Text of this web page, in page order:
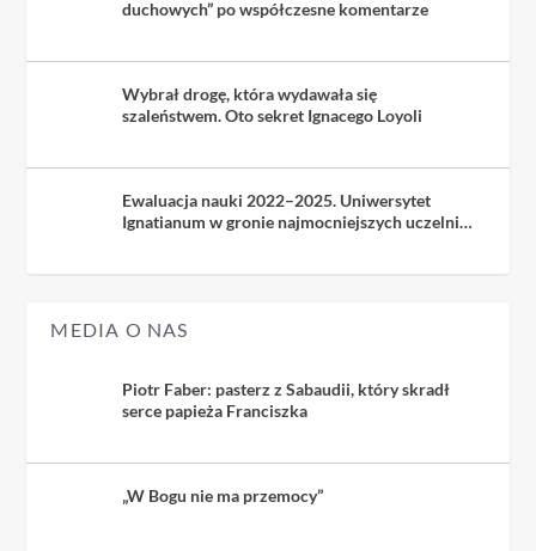
duchowych” po współczesne komentarze
Wybrał drogę, która wydawała się
szaleństwem. Oto sekret Ignacego Loyoli
Ewaluacja nauki 2022–2025. Uniwersytet
Ignatianum w gronie najmocniejszych uczelni
MEDIA O NAS
Piotr Faber: pasterz z Sabaudii, który skradł
serce papieża Franciszka
„W Bogu nie ma przemocy”